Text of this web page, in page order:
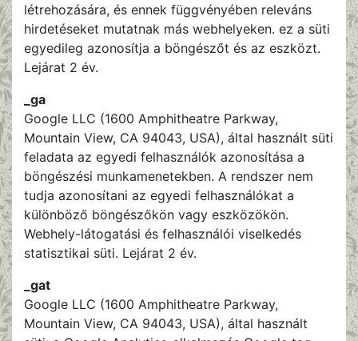
létrehozására, és ennek függvényében releváns
hirdetéseket mutatnak más webhelyeken. ez a süti
egyedileg azonosítja a böngészőt és az eszközt.
Lejárat 2 év.
_ga
Google LLC (1600 Amphitheatre Parkway,
Mountain View, CA 94043, USA), által használt süti
feladata az egyedi felhasználók azonosítása a
böngészési munkamenetekben. A rendszer nem
tudja azonosítani az egyedi felhasználókat a
különböző böngészőkön vagy eszközökön.
Webhely-látogatási és felhasználói viselkedés
statisztikai süti. Lejárat 2 év.
_gat
Google LLC (1600 Amphitheatre Parkway,
Mountain View, CA 94043, USA), által használt